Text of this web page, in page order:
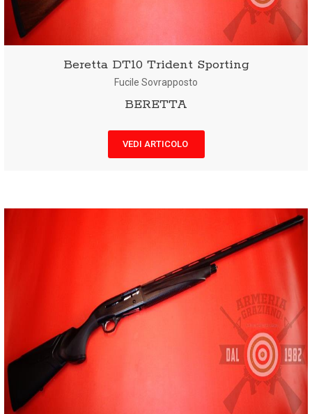
Beretta DT10 Trident Sporting
Fucile Sovrapposto
BERETTA
VEDI ARTICOLO